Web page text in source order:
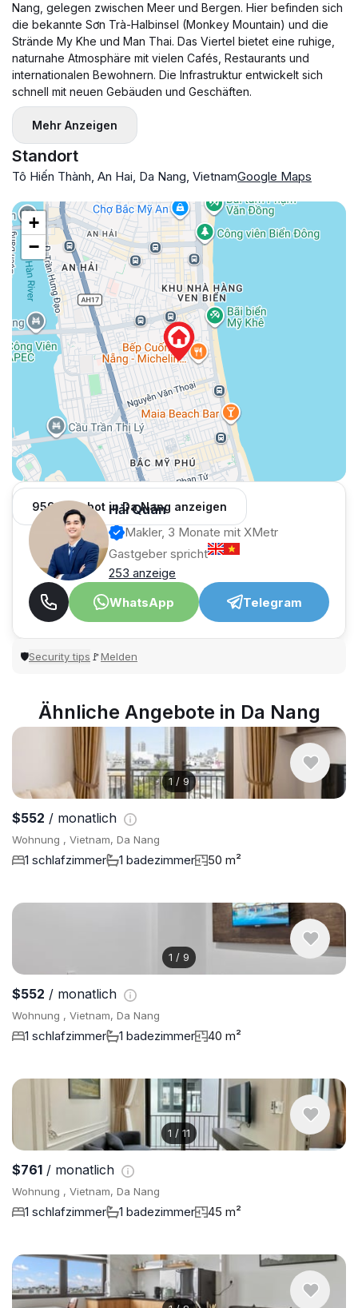
Nang, gelegen zwischen Meer und Bergen. Hier befinden sich
die bekannte Sơn Trà-Halbinsel (Monkey Mountain) und die
Strände My Khe und Man Thai. Das Viertel bietet eine ruhige,
naturnahe Atmosphäre mit vielen Cafés, Restaurants und
internationalen Bewohnern. Die Infrastruktur entwickelt sich
schnell mit neuen Gebäuden und Geschäften.
Mehr Anzeigen
Standort
Tô Hiến Thành, An Hai, Da Nang, VietnamGoogle Maps
+
−
959 Angebot in Da Nang anzeigen
Hải Quân
Makler, 3 Monate mit XMetr
Gastgeber spricht
253 anzeige
WhatsApp
Telegram
🛡Security tips 🚩Melden
Ähnliche Angebote in Da Nang
1 / 9
$552 / monatlich
Wohnung , Vietnam, Da Nang
1 schlafzimmer 1 badezimmer 50 m²
1 / 9
$552 / monatlich
Wohnung , Vietnam, Da Nang
1 schlafzimmer 1 badezimmer 40 m²
1 / 11
$761 / monatlich
Wohnung , Vietnam, Da Nang
1 schlafzimmer 1 badezimmer 45 m²